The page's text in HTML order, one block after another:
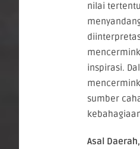
nilai
inspirasi.
sumber
Asal